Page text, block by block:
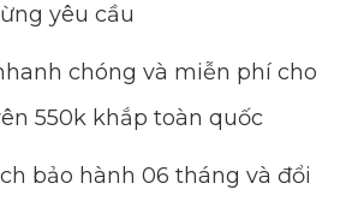
yêu cầu
chóng và miễn phí cho
550k khắp toàn quốc
bảo hành 06 tháng và đổi